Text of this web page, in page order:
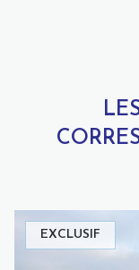
EXCLUSIF